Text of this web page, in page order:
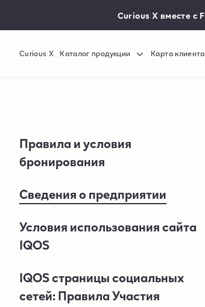
Curious X вместе с
Curious X Каталог продукции Карта клиента
Правила и условия
бронирования
Сведения о предприятии
Условия использования сайта
IQOS
IQOS страницы социальных
сетей: Правила Участия